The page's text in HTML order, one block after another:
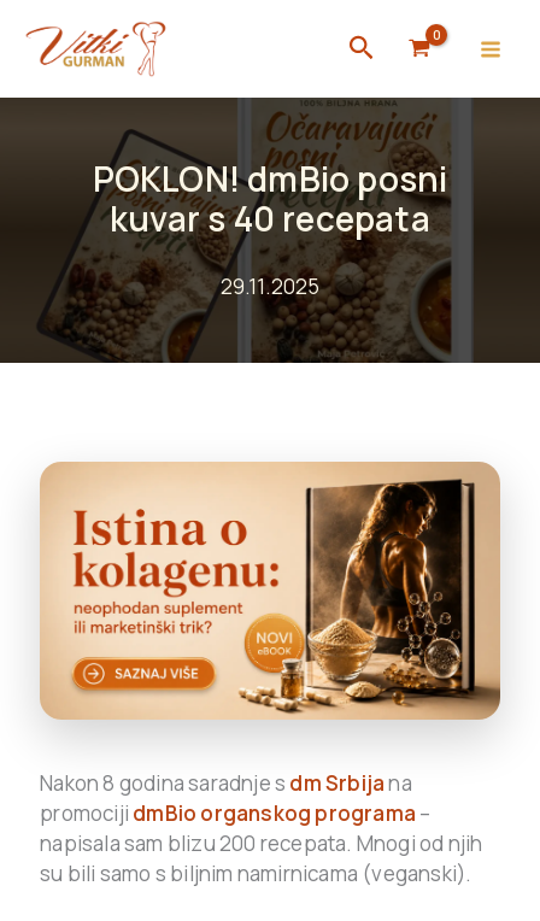
content
Search
POKLON! dmBio posni
kuvar s 40 recepata
29.11.2025
Nakon 8 godina saradnje s dm Srbijana
promociji dmBio organskog programa –
napisala sam blizu 200 recepata. Mnogi od njih
su bili samo s biljnim namirnicama (veganski).